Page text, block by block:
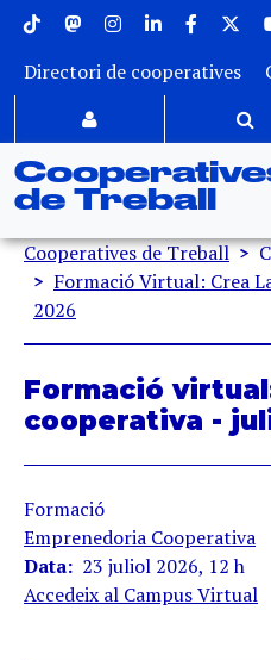
Vés al contingut
Menu superior
Directori de cooperatives
de Treball
Fil d'ariadna
Cooperatives de Treball
Formació Virtual: Crea
2026
Formació
cooperativa -
Formació
Emprenedoria Cooperativa
Data
23 juliol 2026, 12 h
Accedeix al Campus Virtual